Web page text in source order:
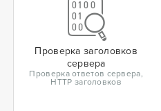
Проверка заголовков
сервера
Проверка ответов сервера,
HTTP заголовков